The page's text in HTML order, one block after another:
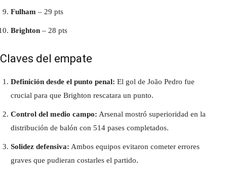
Fulham – 29 pts
Brighton – 28 pts
Claves del empate
Definición desde el punto penal: El gol de João Pedro fue
crucial para que Brighton rescatara un punto.
Control del medio campo: Arsenal mostró superioridad en la
distribución de balón con 514 pases completados.
Solidez defensiva: Ambos equipos evitaron cometer errores
graves que pudieran costarles el partido.